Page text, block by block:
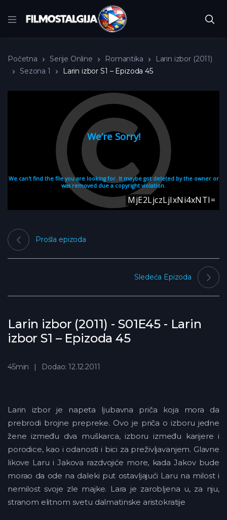
Početna Serije Online Romantika
Larin izbor (2011)
Sezona 1
Larin izbor S1 – Epizoda 45
Larin izbor (2011) - S01E45 - Larin
izbor S1 – Epizoda 45
Prošla epizoda
Sledeća Epizoda
45min Dodao: 12.12.2011
Larin izbor je napeta ljubavna priča koja mora da
prebrodi brojne prepreke. Ovo je priča o izboru jedne
žene između dva muškarca, izboru između karijere i
porodice, kao i odanosti i bici za preživljavanjem. Glavne
likove Laru i Jakova razdvojiće more, kada Jakov bude
morao da ode na daleki put ostavljajući Laru na milost i
nemilost svoje zle majke. Lara je zarobljena u, za nju,
stranom elitnom svetu dalmatinske aristokratije